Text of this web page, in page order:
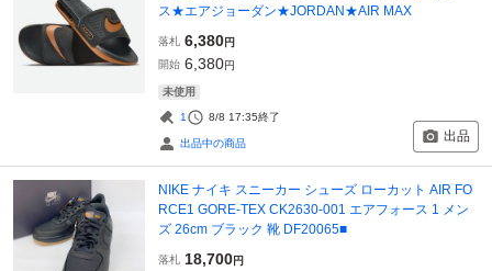
ス★エアジョーダン★JORDAN★AIR MAX
落札 6,380円
開始 6,380円
未使用
1 8/8 17:35終了
出品中の商品 出品
NIKE ナイキ スニーカー シューズ ローカット AIR FO
RCE1 GORE-TEX CK2630-001 エアフォース 1 メン
ズ 26cm ブラック 靴 DF20065■
落札 18,700円